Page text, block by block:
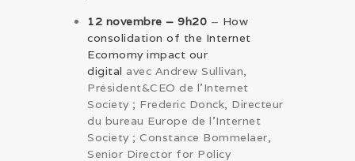
12 novembre – 9h20 – How
consolidation of the Internet
Ecomomy impact our
digital avec Andrew Sullivan,
Président&CEO de l’Internet
Society ; Frederic Donck, Directeur
du bureau Europe de l’Internet
Society ; Constance Bommelaer,
Senior Director for Policy